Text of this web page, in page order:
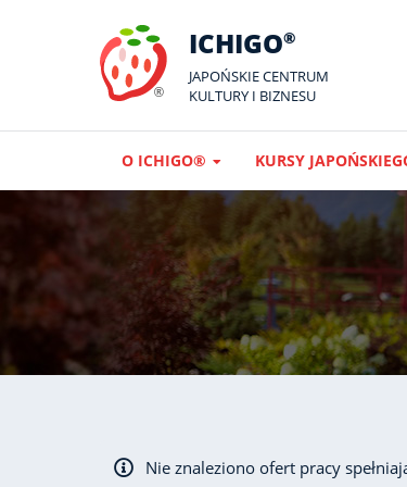
ICHIGO®
JAPOŃSKIE CENTRUM
KULTURY I BIZNESU
O ICHIGO® KURSY
Nie znaleziono ofert pracy